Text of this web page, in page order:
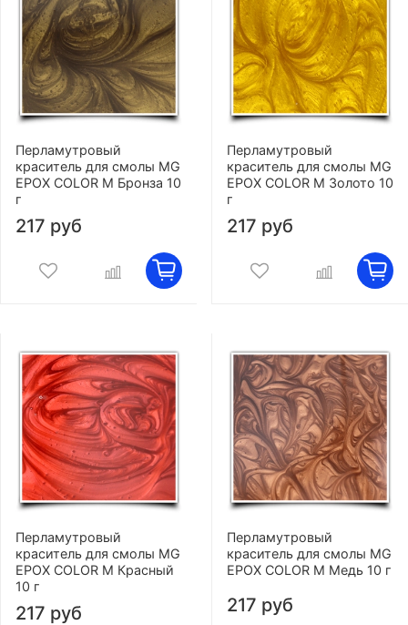
Перламутровый
краситель для смолы MG
EPOX COLOR M Бронза 10
г
217 руб
Перламутровый
краситель для смолы MG
EPOX COLOR M Золото 10
г
217 руб
Перламутровый
краситель для смолы MG
EPOX COLOR M Красный
10 г
217 руб
Перламутровый
краситель для смолы MG
EPOX COLOR M Медь 10 г
217 руб